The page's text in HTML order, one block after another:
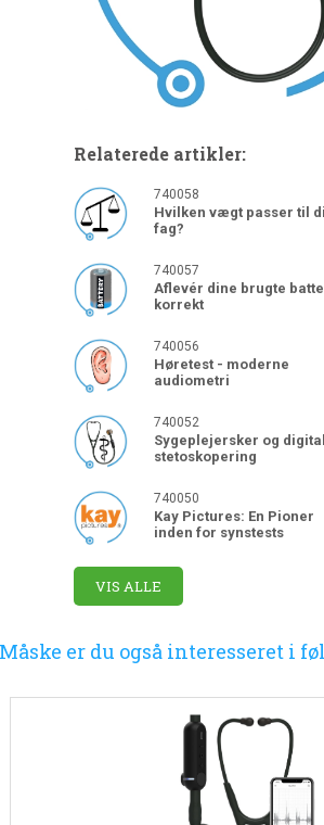
Relaterede artikler:
740058
Hvilken vægt passer til
fag?
740057
Aflevér dine brugte
korrekt
740056
Høretest - moderne
audiometri
740052
Sygeplejersker og digital
stetoskopering
740050
Kay Pictures: En Pioner
inden for synstests
VIS ALLE
Måske er du også interesseret i